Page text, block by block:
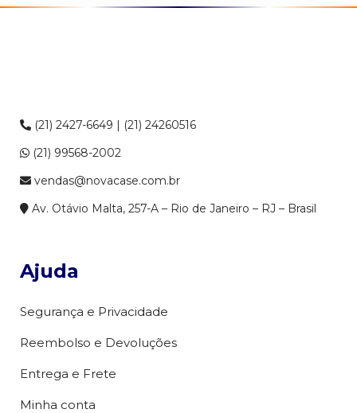
(21) 2427-6649 | (21) 24260516
(21) 99568-2002
vendas@novacase.com.br
Av. Otávio Malta, 257-A – Rio de Janeiro – RJ – Brasil
Ajuda
Segurança e Privacidade
Reembolso e Devoluções
Entrega e Frete
Minha conta